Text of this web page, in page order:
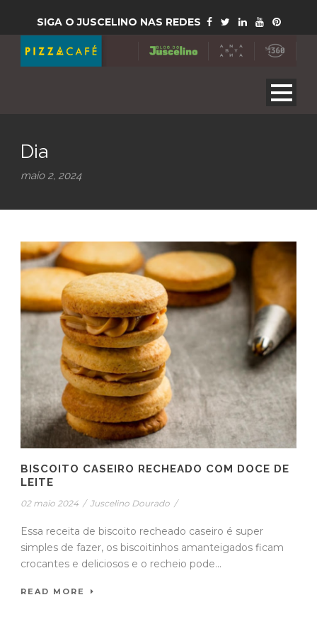
SIGA O JUSCELINO NAS REDES
Dia
maio 2, 2024
BISCOITO CASEIRO RECHEADO COM DOCE DE
LEITE
02 maio 2024 / Juscelino Dourado /
Essa receita de biscoito recheado caseiro é super
simples de fazer, os biscoitinhos amanteigados ficam
crocantes e deliciosos e o recheio pode...
READ MORE